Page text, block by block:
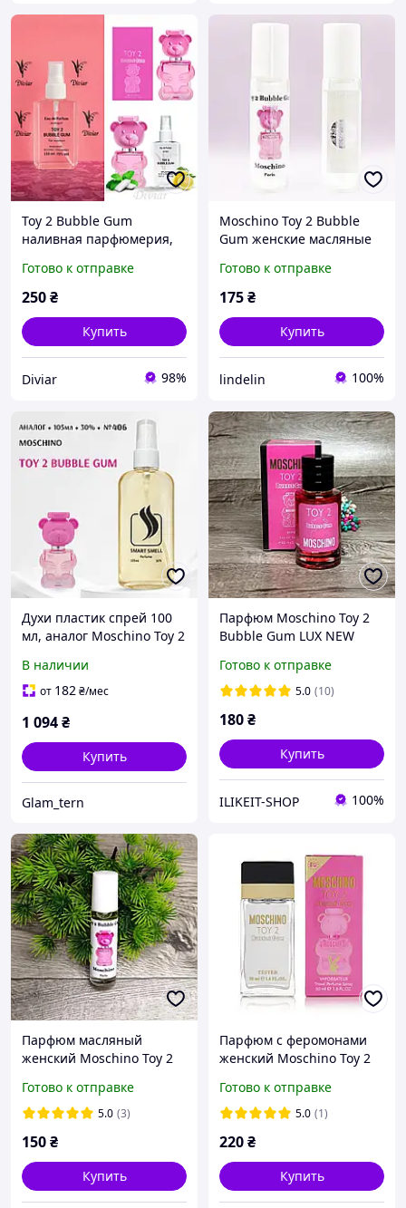
Toy 2 Bubble Gum
наливная парфюмерия,
женские духи, наливные
духи 110мл
Готово к отправке
250₴
Купить
Diviar 98%
Moschino Toy 2 Bubble
Gum женские масляные
Готово к отправке
175₴
Купить
lindelin 100%
Духи пластик спрей 100
мл, аналог Moschino Toy 2
Ту Бабл Гам)
В наличии
от 182₴/мес
1 094₴
Купить
Glam_tern
Парфюм Moschino Toy 2
Bubble Gum LUX NEW
Готово к отправке
5.0 (10)
180₴
Купить
ILIKEIT-SHOP 100%
Парфюм масляный
женский Moschino Toy 2
Готово к отправке
5.0 (3)
150₴
Купить
Парфюм с феромонами
женский Moschino Toy 2
Готово к отправке
5.0 (1)
220₴
Купить